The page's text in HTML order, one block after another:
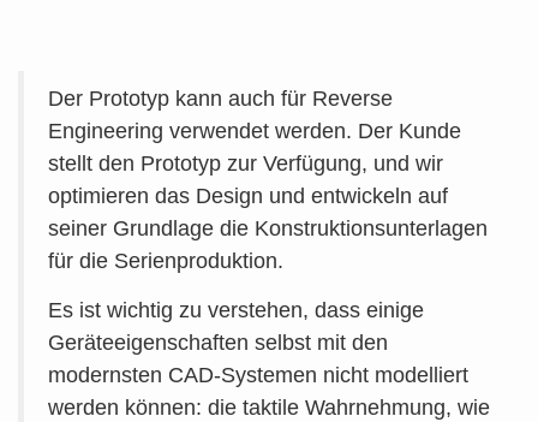
Der Prototyp kann auch für Reverse
Engineering verwendet werden. Der Kunde
stellt den Prototyp zur Verfügung, und wir
optimieren das Design und entwickeln auf
seiner Grundlage die Konstruktionsunterlagen
für die Serienproduktion.
Es ist wichtig zu verstehen, dass einige
Geräteeigenschaften selbst mit den
modernsten CAD-Systemen nicht modelliert
werden können: die taktile Wahrnehmung, wie